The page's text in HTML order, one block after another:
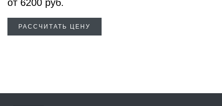
от 6200 руб.
РАССЧИТАТЬ ЦЕНУ